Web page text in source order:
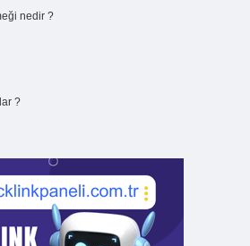
nedir ?
?